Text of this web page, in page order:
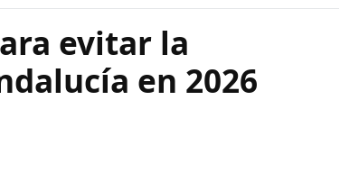
evitar la
en 2026